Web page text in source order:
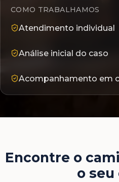
COMO TRABALHAMOS
Atendimento individual
Análise inicial do caso
Acompanhamento em
Encontre o
o seu